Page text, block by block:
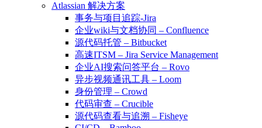
Atlassian 解决方案
事务与项目追踪-Jira
企业wiki与文档协同 – Confluence
源代码托管 – Bitbucket
高速ITSM – Jira Service Management
企业AI搜索问答平台 – Rovo
异步视频通讯工具 – Loom
身份管理 – Crowd
代码审查 – Crucible
源代码查看与追溯 – Fisheye